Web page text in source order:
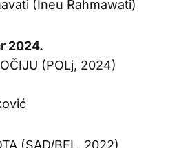
(Ineu Rahmawati)
2024.
(POLj, 2024)
(SAD/BEL, 2022)